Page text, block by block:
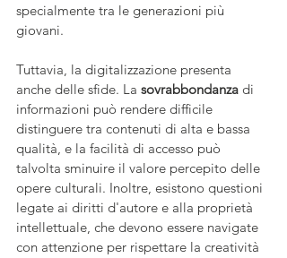
specialmente tra le generazioni più
giovani.
Tuttavia, la digitalizzazione presenta
anche delle sfide. La sovrabbondanza di
informazioni può rendere difficile
distinguere tra contenuti di alta e bassa
qualità, e la facilità di accesso può
talvolta sminuire il valore percepito delle
opere culturali. Inoltre, esistono questioni
legate ai diritti d'autore e alla proprietà
intellettuale, che devono essere navigate
con attenzione per rispettare la creatività